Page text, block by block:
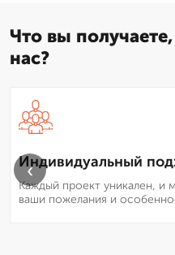
Что вы
нас?
Индивидуальный
Каждый проект уникален, и
ваши пожелания и
‹